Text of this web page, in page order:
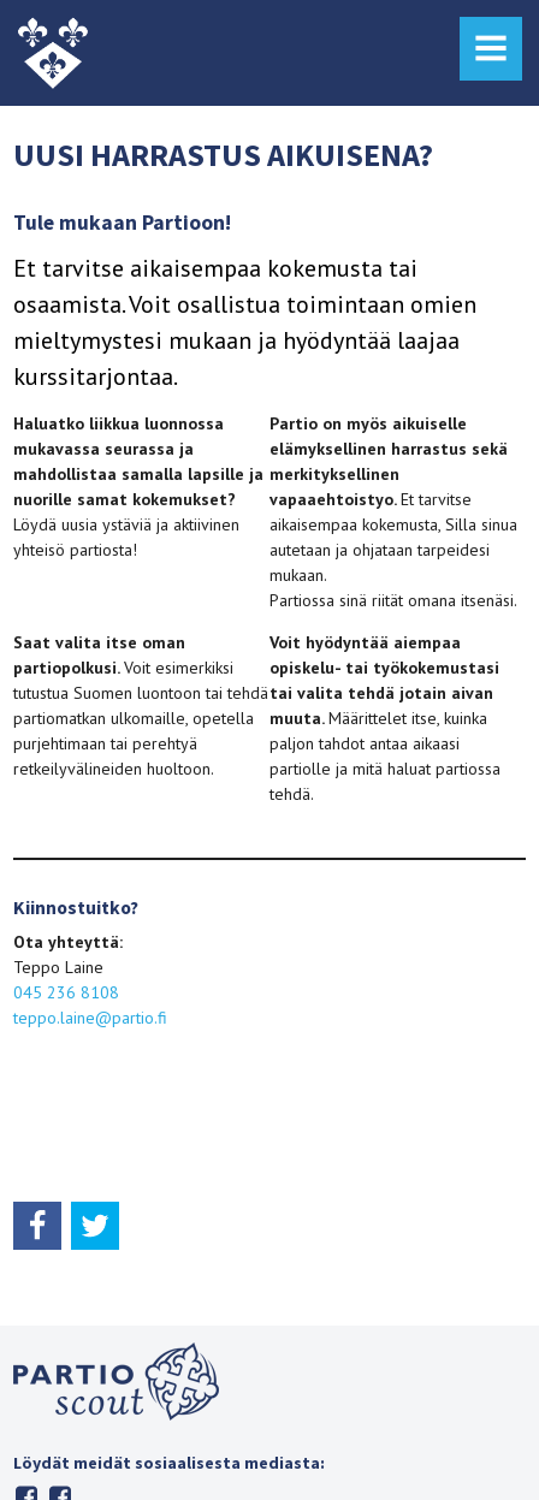
MENU
UUSI HARRASTUS AIKUISENA?
Tule mukaan Partioon!
Et tarvitse aikaisempaa kokemusta tai
osaamista. Voit osallistua toimintaan omien
mieltymystesi mukaan ja hyödyntää laajaa
kurssitarjontaa.
Haluatko liikkua luonnossa
mukavassa seurassa ja
mahdollistaa samalla lapsille ja
nuorille samat kokemukset?
Löydä uusia ystäviä ja aktiivinen
yhteisö partiosta!
Partio on myös aikuiselle
elämyksellinen harrastus sekä
merkityksellinen
vapaaehtoistyo.Et tarvitse
aikaisempaa kokemusta, Silla sinua
autetaan ja ohjataan tarpeidesi
mukaan.
Partiossa sinä riität omana itsenäsi.
Saat valita itse oman
partiopolkusi.Voit esimerkiksi
tutustua Suomen luontoon tai tehdä
partiomatkan ulkomaille, opetella
purjehtimaan tai perehtyä
retkeilyvälineiden huoltoon.
Voit hyödyntää aiempaa
opiskelu- tai työkokemustasi
tai valita tehdä jotain aivan
muuta.Määrittelet itse, kuinka
paljon tahdot antaa aikaasi
partiolle ja mitä haluat partiossa
tehdä.
Kiinnostuitko?
Ota yhteyttä:
Teppo Laine
045 236 8108
teppo.laine@partio.fi
Löydät meidät sosiaalisesta mediasta: